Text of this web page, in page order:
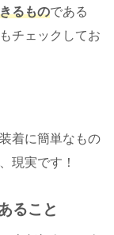
るものである
チェックしてお
着に簡単なもの
現実です！
ること